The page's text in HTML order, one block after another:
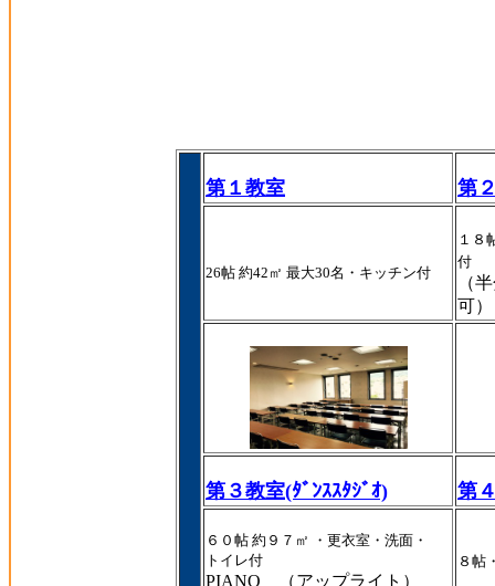
第１教室 第
26帖 約42 ㎡ 最大30名・キッチン付
１８
付
（
可）
第３教室(ﾀﾞﾝｽｽﾀｼﾞｵ) 第
６０帖 約９７㎡ ・更衣室・洗面・
トイレ付
PIANO （アップライト）
８帖